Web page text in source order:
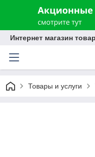
Интернет магазин
Товары и услуги